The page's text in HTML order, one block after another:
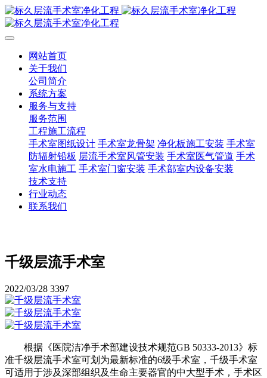
网站首页
关于我们
公司简介
系统方案
服务与支持
服务范围
工程施工流程
手术室图纸设计 手术室龙骨架 净化板施工安装 手术室
防辐射铅板 层流手术室风管安装 手术室医气管道 手术
室水电施工 手术室门窗安装 手术部室内设备安装
技术支持
行业动态
联系我们
千级层流手术室
2022/03/28 3397
根据《医院洁净手术部建设技术规范GB 50333-2013》标
准千级层流手术室可划为最新标准的6级手术室，千级手术室
可适用于涉及深部组织及生命主要器官的中大型手术，手术区